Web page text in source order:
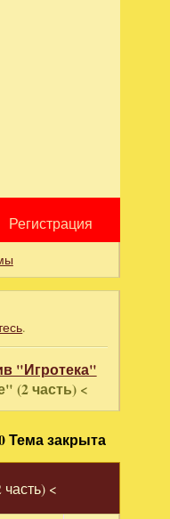
Регистрация
.
"Игротека"
(2 часть) <
<
Тема закрыта